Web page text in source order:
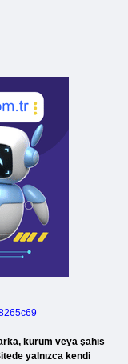
kurum veya şahıs
yalnızca kendi